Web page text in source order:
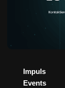
Impuls
Events